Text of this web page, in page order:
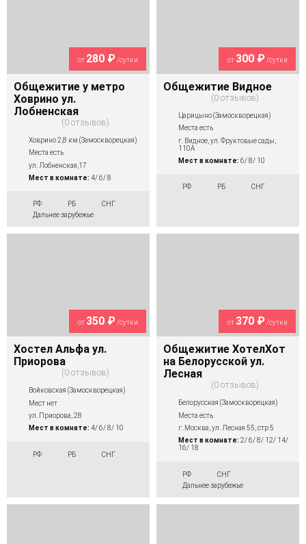
от 280 ₽/сутки
Общежитие у метро
Ховрино ул.
Лобненская
0 отзывов
Ховрино 2,8 км (Замоскворецкая)
Места есть
ул. Лобненская,17
Мест в комнате: 4/ 6/ 8
РФ РБ
СНГ
Дальнее зарубежье
от 300 ₽/сутки
Общежитие Видное
0 отзывов
Царицыно (Замоскворецкая)
Места есть
г. Видное, ул. Фруктовые сады,
110А
Мест в комнате: 6/ 8/ 10
РФ РБ СНГ
от 350 ₽/сутки
Хостел Альфа ул.
Приорова
0 отзывов
Войковская (Замоскворецкая)
Мест нет
ул. Приорова, 28
Мест в комнате: 4/ 6/ 8/ 10
РФ РБ СНГ
от 370 ₽/сутки
Общежитие ХотелХот
на Белорусской ул.
Лесная
0 отзывов
Белорусская (Замоскворецкая)
Места есть
г. Москва, ул. Лесная 55, стр 5
Мест в комнате: 2/ 6/ 8/ 12/ 14/
16/ 18
РФ
СНГ
Дальнее зарубежье